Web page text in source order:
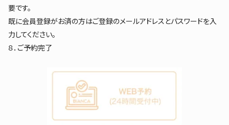
要です。
既に会員登録がお済の方はご登録のメールアドレスとパスワードを入
力してください。
８．ご予約完了